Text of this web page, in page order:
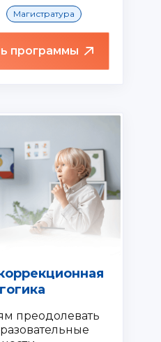
Магистратура
программы
преодолевать